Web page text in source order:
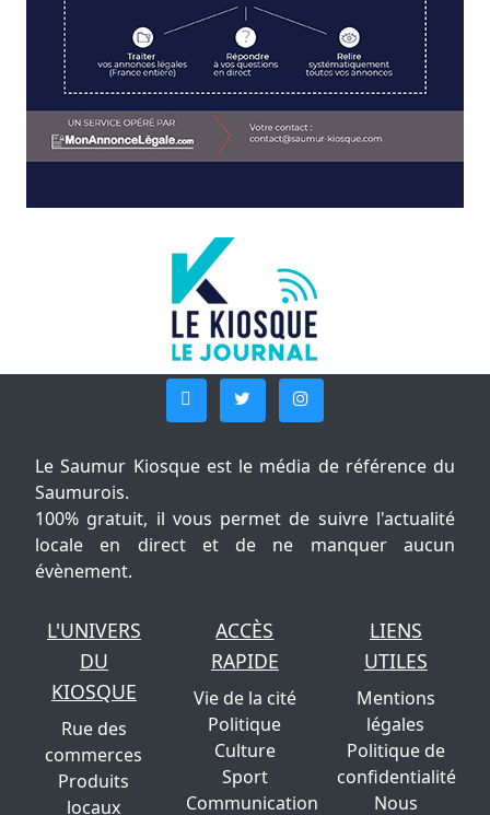
Le Saumur Kiosque est le média de référence du
Saumurois.
100% gratuit, il vous permet de suivre l'actualité
locale en direct et de ne manquer aucun
évènement.
L'UNIVERS
DU
KIOSQUE
Rue des
commerces
Produits
locaux
ACCÈS
RAPIDE
Vie de la cité
Politique
Culture
Sport
Communication
LIENS
UTILES
Mentions
légales
Politique de
confidentialité
Nous